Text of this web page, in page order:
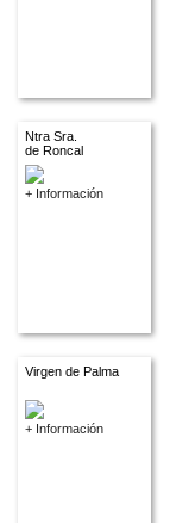
Ntra Sra.
de Roncal
+ Información
Virgen de Palma
+ Información